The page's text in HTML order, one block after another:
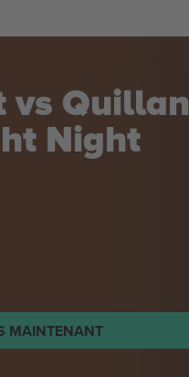
vs Quillan
Night
MAINTENANT